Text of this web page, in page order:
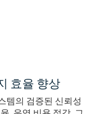
효율 향상
템의 검증된 신뢰성